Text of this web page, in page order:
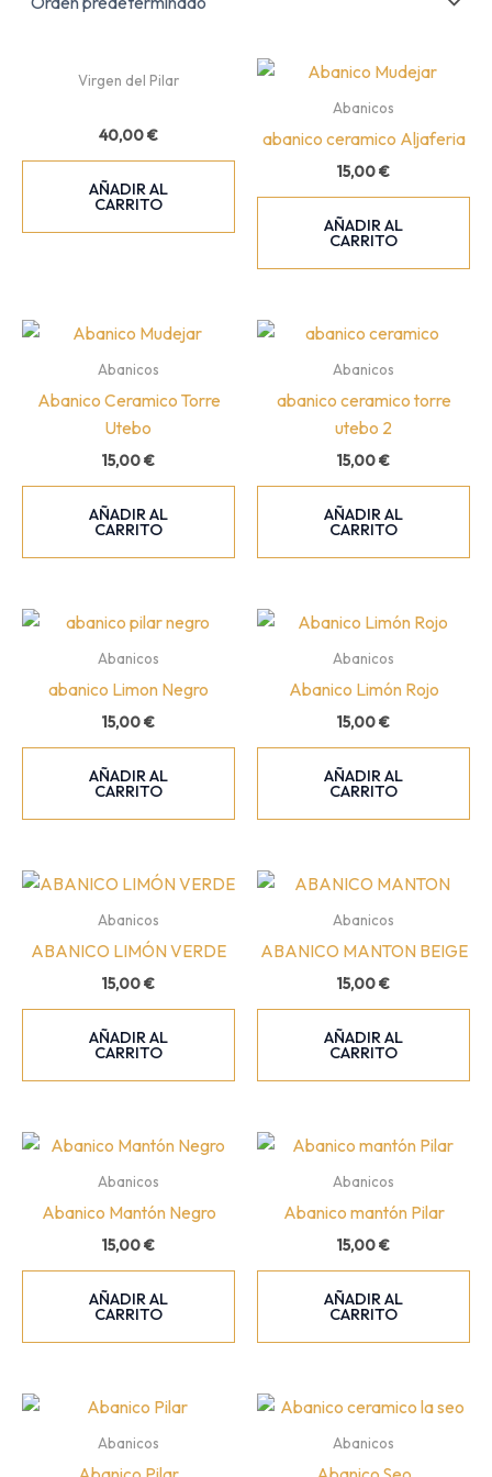
Virgen del Pilar
40,00€
AÑADIR AL
CARRITO
Abanicos
abanico ceramico Aljaferia
15,00€
AÑADIR AL
CARRITO
Abanicos
Abanico Ceramico Torre
Utebo
15,00€
AÑADIR AL
CARRITO
Abanicos
abanico ceramico torre
utebo 2
15,00€
AÑADIR AL
CARRITO
Abanicos
abanico Limon Negro
15,00€
AÑADIR AL
CARRITO
Abanicos
Abanico Limón Rojo
15,00€
AÑADIR AL
CARRITO
Abanicos
ABANICO LIMÓN VERDE
15,00€
AÑADIR AL
CARRITO
Abanicos
ABANICO MANTON BEIGE
15,00€
AÑADIR AL
CARRITO
Abanicos
Abanico Mantón Negro
15,00€
AÑADIR AL
CARRITO
Abanicos
Abanico mantón Pilar
15,00€
AÑADIR AL
CARRITO
Abanicos Abanicos